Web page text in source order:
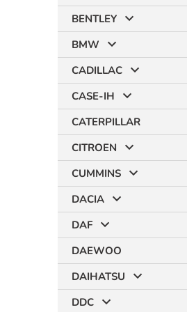
BENTLEY
BMW
CADILLAC
CASE-IH
CATERPILLAR
CITROEN
CUMMINS
DACIA
DAF
DAEWOO
DAIHATSU
DDC